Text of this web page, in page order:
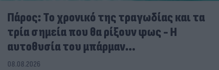
Πάρος: Το χρονικό της τραγωδίας και τα
τρία σημεία που θα ρίξουν φως - Η
αυτοθυσία του μπάρμαν...
08.08.2026